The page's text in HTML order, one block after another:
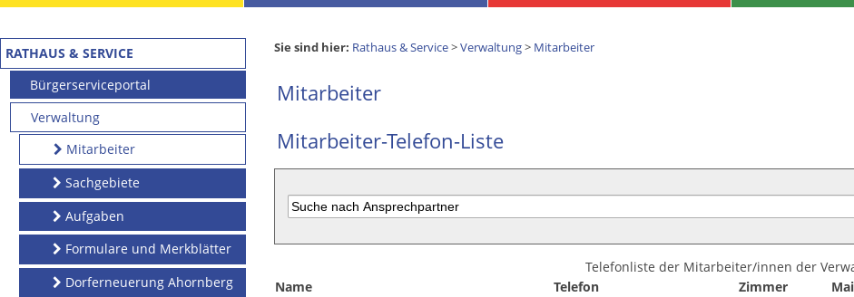
RATHAUS & SERVICE
Bürgerserviceportal
Verwaltung
Mitarbeiter
Sachgebiete
Aufgaben
Formulare und Merkblätter
Dorferneuerung Ahornberg
Sie sind hier: Rathaus & Service>Verwaltung> Mitarbeiter
Mitarbeiter
Mitarbeiter-Telefon-Liste
Telefonliste der Mitarbeiter/innen der
Name
Telefon Zimmer